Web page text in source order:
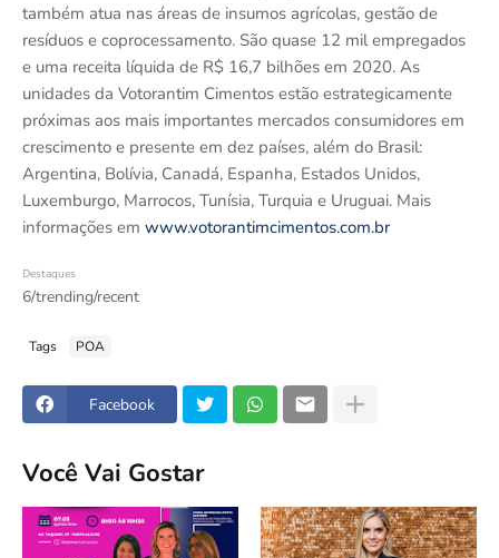
também atua nas áreas de insumos agrícolas, gestão de
resíduos e coprocessamento. São quase 12 mil empregados
e uma receita líquida de R$ 16,7 bilhões em 2020. As
unidades da Votorantim Cimentos estão estrategicamente
próximas aos mais importantes mercados consumidores em
crescimento e presente em dez países, além do Brasil:
Argentina, Bolívia, Canadá, Espanha, Estados Unidos,
Luxemburgo, Marrocos, Tunísia, Turquia e Uruguai. Mais
informações em www.votorantimcimentos.com.br
Destaques
6/trending/recent
Tags POA
Facebook
Você Vai Gostar